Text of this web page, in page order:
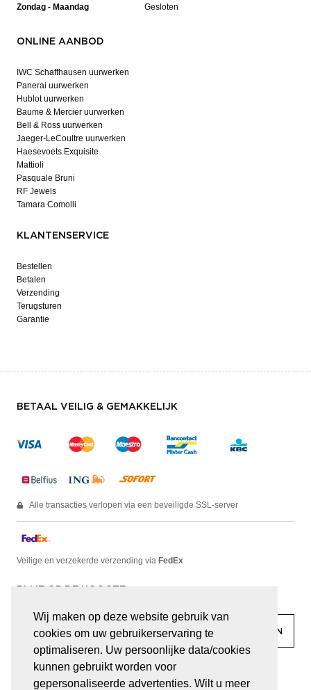
Wij maken op deze website gebruik van
cookies om uw gebruikerservaring te
optimaliseren. Uw persoonlijke data/cookies
kunnen gebruikt worden voor
gepersonaliseerde advertenties. Wilt u meer
Zondag - Maandag Gesloten
ONLINE AANBOD
IWC Schaffhausen uurwerken
Panerai uurwerken
Hublot uurwerken
Baume & Mercier uurwerken
Bell & Ross uurwerken
Jaeger-LeCoultre uurwerken
Haesevoets Exquisite
Mattioli
Pasquale Bruni
RF Jewels
Tamara Comolli
KLANTENSERVICE
Bestellen
Betalen
Verzending
Terugsturen
Garantie
BETAAL VEILIG & GEMAKKELIJK
Alle transacties verlopen via een beveiligde SSL-server
Veilige en verzekerde verzending via FedEx
BLIJF OP DE HOOGTE
facebook linkedin